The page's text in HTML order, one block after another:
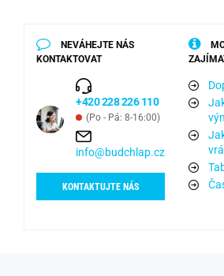
NEVÁHEJTE NÁS
KONTAKTOVAT
+420 228 226 110
(Po - Pá: 8-16:00)
info@budchlap.cz
KONTAKTUJTE NÁS